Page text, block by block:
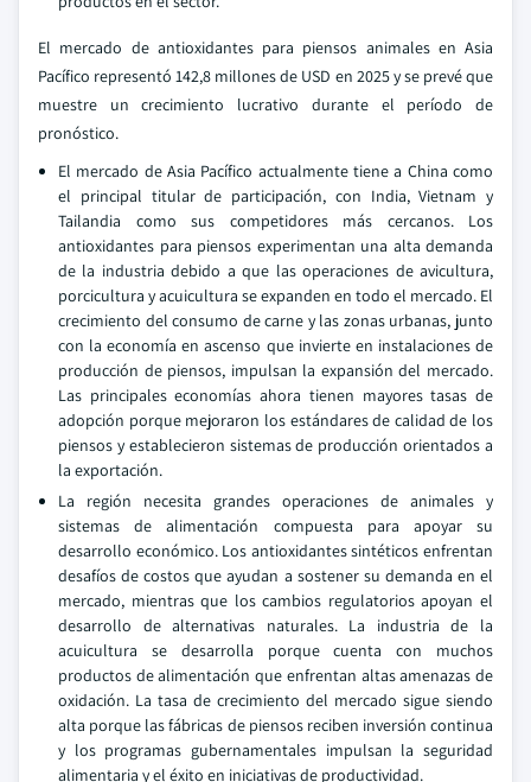
El mercado de antioxidantes para piensos animales en Asia
Pacífico representó 142,8 millones de USD en 2025 y se prevé que
muestre un crecimiento lucrativo durante el período de
pronóstico.
El mercado de Asia Pacífico actualmente tiene a China como
el principal titular de participación, con India, Vietnam y
Tailandia como sus competidores más cercanos. Los
antioxidantes para piensos experimentan una alta demanda
de la industria debido a que las operaciones de avicultura,
porcicultura y acuicultura se expanden en todo el mercado. El
crecimiento del consumo de carne y las zonas urbanas, junto
con la economía en ascenso que invierte en instalaciones de
producción de piensos, impulsan la expansión del mercado.
Las principales economías ahora tienen mayores tasas de
adopción porque mejoraron los estándares de calidad de los
piensos y establecieron sistemas de producción orientados a
la exportación.
La región necesita grandes operaciones de animales y
sistemas de alimentación compuesta para apoyar su
desarrollo económico. Los antioxidantes sintéticos enfrentan
desafíos de costos que ayudan a sostener su demanda en el
mercado, mientras que los cambios regulatorios apoyan el
desarrollo de alternativas naturales. La industria de la
acuicultura se desarrolla porque cuenta con muchos
productos de alimentación que enfrentan altas amenazas de
oxidación. La tasa de crecimiento del mercado sigue siendo
alta porque las fábricas de piensos reciben inversión continua
y los programas gubernamentales impulsan la seguridad
alimentaria y el éxito en iniciativas de productividad.